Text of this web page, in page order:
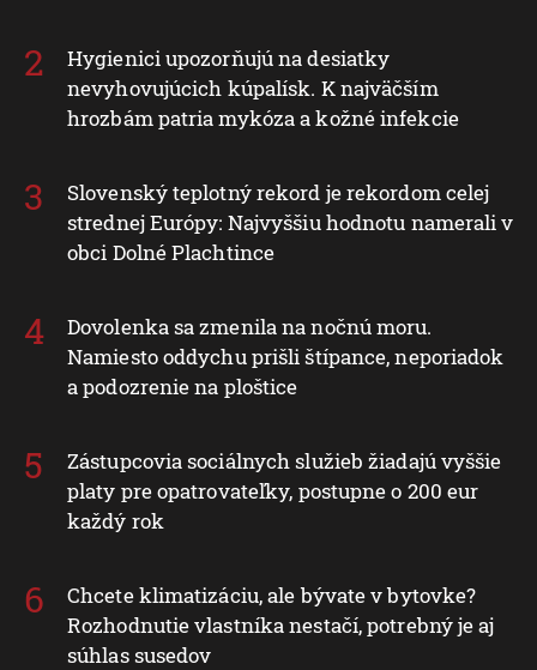
Hygienici upozorňujú na desiatky
nevyhovujúcich kúpalísk. K najväčším
hrozbám patria mykóza a kožné infekcie
Slovenský teplotný rekord je rekordom celej
strednej Európy: Najvyššiu hodnotu namerali v
obci Dolné Plachtince
Dovolenka sa zmenila na nočnú moru.
Namiesto oddychu prišli štípance, neporiadok
a podozrenie na ploštice
Zástupcovia sociálnych služieb žiadajú vyššie
platy pre opatrovateľky, postupne o 200 eur
každý rok
Chcete klimatizáciu, ale bývate v bytovke?
Rozhodnutie vlastníka nestačí, potrebný je aj
súhlas susedov